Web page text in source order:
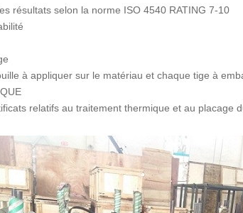
résultats selon la norme ISO 4540 RATING 7-10
à appliquer sur le matériau et chaque tige à
relatifs au traitement thermique et au placage